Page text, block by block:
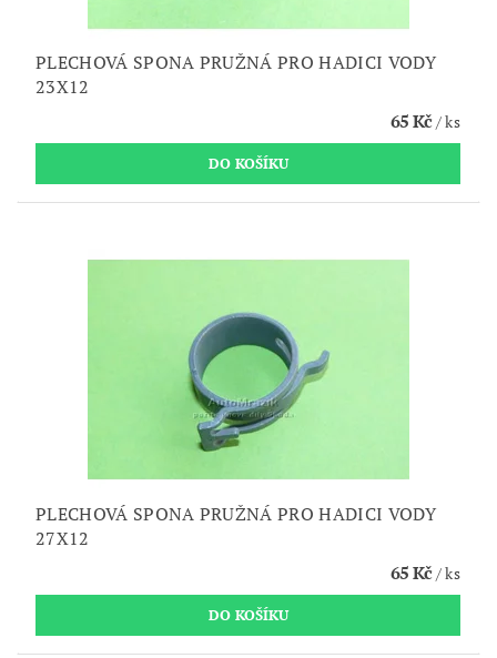
PLECHOVÁ SPONA PRUŽNÁ PRO HADICI VODY
23X12
65 Kč/ ks
PLECHOVÁ SPONA PRUŽNÁ PRO HADICI VODY
27X12
65 Kč/ ks